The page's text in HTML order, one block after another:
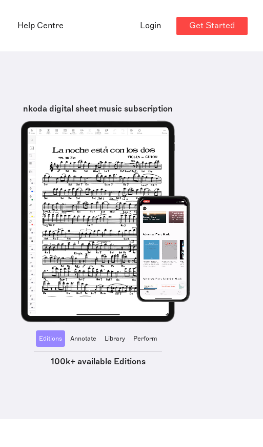
Help Centre Login Get Started
nkoda digital sheet music subscription
Editions Annotate Library Perform
100k+ available Editions